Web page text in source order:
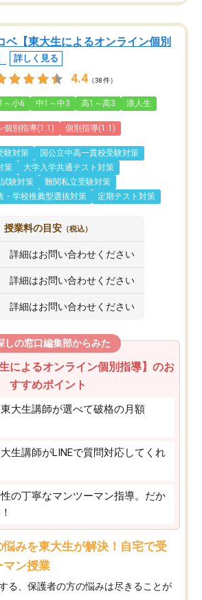
ベ【東大生によるオンライン個別
詳しく見る
4.4 （38件）
～小6 中1～中3 高1～高3 浪人生
個別指導(1:1) 個別指導(1:1)
験対策
国公立中高一貫校受験対策
策
大学入学共通テスト対策
験対策
難関私立受験対策
・学校推薦型選抜対策
定期テスト対策
授業料の目安 （税込）
詳細はお問い合わせください
詳細はお問い合わせください
詳細はお問い合わせください
しの窓口編集部からみた
によるオンライン個別指導】のお
すすめポイント
大生講師が選べて破格の月額
生講師がLINEで質問対応してくれ
の丁寧なマンツーマン指導。だか
みを東大生が解決！自宅で受
マン授業
る、保護者の方の悩みは尽きることが